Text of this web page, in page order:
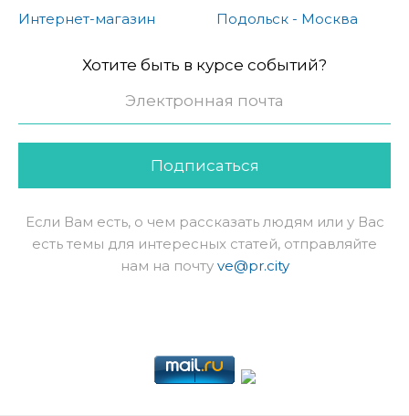
Интернет-магазин
Подольск - Москва
Хотите быть в курсе событий?
Подписаться
Если Вам есть, о чем рассказать людям или у Вас
есть темы для интересных статей, отправляйте
нам на почту ve@pr.city